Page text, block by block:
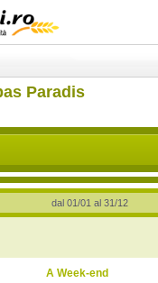
Paradis
dal 01/01 al 31/12
A Week-end